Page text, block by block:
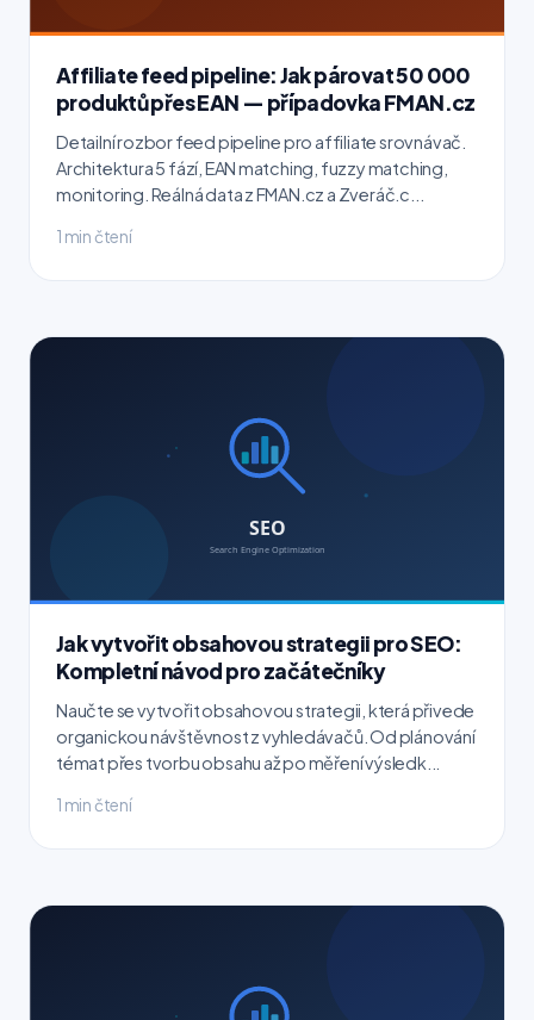
Affiliate feed pipeline: Jak párovat 50 000
produktů přes EAN — případovka FMAN.cz
Detailní rozbor feed pipeline pro affiliate srovnávač.
Architektura 5 fází, EAN matching, fuzzy matching,
monitoring. Reálná data z FMAN.cz a Zveráč.c...
1 min čtení
Jak vytvořit obsahovou strategii pro SEO:
Kompletní návod pro začátečníky
Naučte se vytvořit obsahovou strategii, která přivede
organickou návštěvnost z vyhledávačů. Od plánování
témat přes tvorbu obsahu až po měření výsledk...
1 min čtení